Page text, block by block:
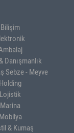
Bilişim
Danışmanlık
Sebze - Meyve
Holding
Lojistik
Marina
Mobilya
& Kumaş